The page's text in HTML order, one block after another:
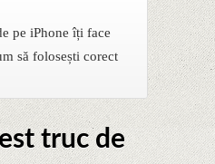
pe iPhone îți face
să folosești corect
truc de